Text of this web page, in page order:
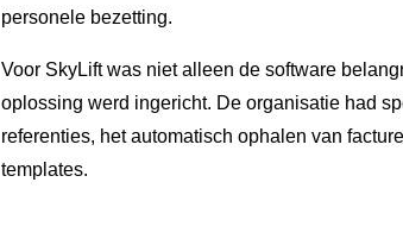
personele bezetting.
Voor SkyLift was niet alleen de software
oplossing werd ingericht. De organisatie had
referenties, het automatisch ophalen van
templates.